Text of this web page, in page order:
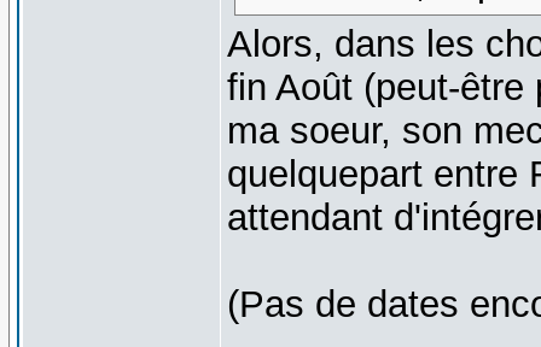
Alors, dans les
fin Août (peut-
ma soeur, son
quelquepart entre
attendant
(Pas de dates